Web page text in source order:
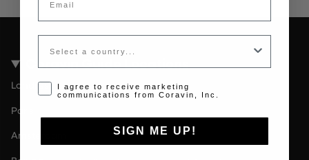
Coravin Guide Locations
Londres
Paris
Amsterdam
Country
Opt-in disclaimer
I agree to receive marketing
communications from Coravin, Inc.
SIGN ME UP!